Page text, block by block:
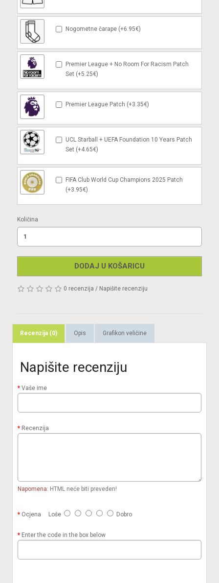
Nogometne čarape (+6.95€)
Premier League + No Room For Racism Patch
Set (+5.25€)
Premier League Patch (+3.35€)
UCL Starball + UEFA Foundation 10 Years Patch
Set (+4.65€)
FIFA Club World Cup Champions 2025 Patch
(+3.95€)
Količina
DODAJ U KOŠARICU
0 recenzija / Napišite recenziju
Recenzija (0) Opis Grafikon veličine
Napišite recenziju
Vaše ime
Recenzija
Napomena: HTML neće biti preveden!
Ocjena Loše Dobro
Enter the code in the box below